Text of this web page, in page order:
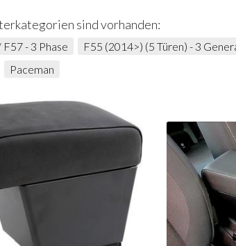
sind vorhanden:
- 3 Phase F55 (2014>) (5 Türen) - 3
Paceman